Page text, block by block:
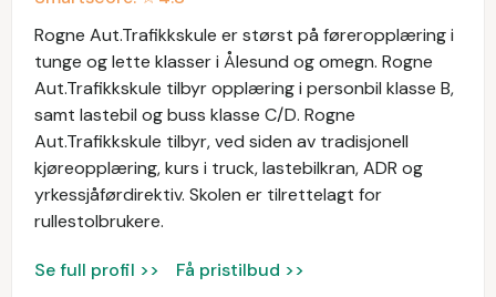
Rogne Aut.Trafikkskule er størst på føreropplæring i
tunge og lette klasser i Ålesund og omegn. Rogne
Aut.Trafikkskule tilbyr opplæring i personbil klasse B,
samt lastebil og buss klasse C/D. Rogne
Aut.Trafikkskule tilbyr, ved siden av tradisjonell
kjøreopplæring, kurs i truck, lastebilkran, ADR og
yrkessjåførdirektiv. Skolen er tilrettelagt for
rullestolbrukere.
Se full profil >> Få pristilbud >>